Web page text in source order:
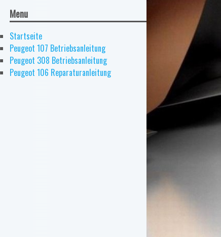
Menu
Startseite
Peugeot 107 Betriebsanleitung
Peugeot 308 Betriebsanleitung
Peugeot 106 Reparaturanleitung